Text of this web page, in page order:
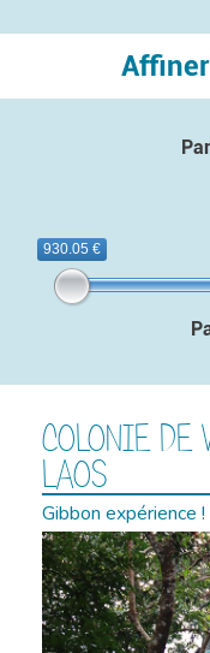
930.05 €
COLONIE DE
LAOS
Gibbon expérience !